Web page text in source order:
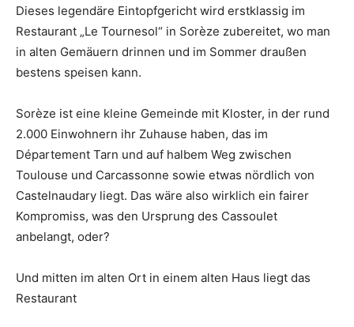
Dieses legendäre Eintopfgericht wird erstklassig im
Restaurant „Le Tournesol“ in Sorèze zubereitet, wo man
in alten Gemäuern drinnen und im Sommer draußen
bestens speisen kann.
Sorèze ist eine kleine Gemeinde mit Kloster, in der rund
2.000 Einwohnern ihr Zuhause haben, das im
Département Tarn und auf halbem Weg zwischen
Toulouse und Carcassonne sowie etwas nördlich von
Castelnaudary liegt. Das wäre also wirklich ein fairer
Kompromiss, was den Ursprung des Cassoulet
anbelangt, oder?
Und mitten im alten Ort in einem alten Haus liegt das
Restaurant